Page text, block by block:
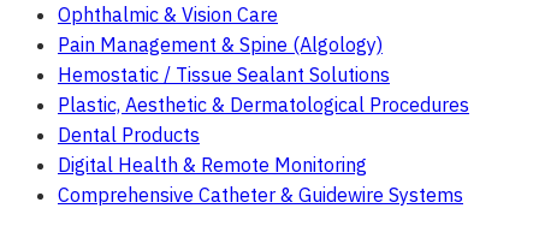
Ophthalmic & Vision Care
Pain Management & Spine (Algology)
Hemostatic / Tissue Sealant Solutions
Plastic, Aesthetic & Dermatological Procedures
Dental Products
Digital Health & Remote Monitoring
Comprehensive Catheter & Guidewire Systems